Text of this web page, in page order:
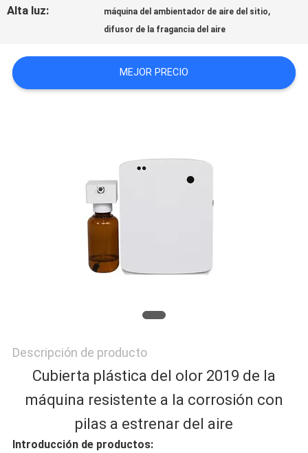
EN
CON
SITIO
POLÍTICA
DE
Alta luz: máquina del ambientador de aire del sitio,
difusor de la fragancia del aire
MEJOR PRECIO
Descripción de producto
Cubierta plástica del olor 2019 de la
máquina resistente a la corrosión con
pilas a estrenar del aire
Introducción de productos: